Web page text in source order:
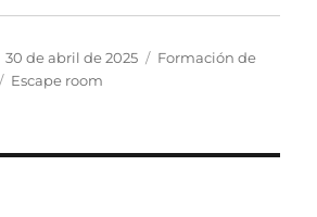
Publicado
el
30 de abril de 2025 Categorías
Formación de
Etiquetas
Escape room